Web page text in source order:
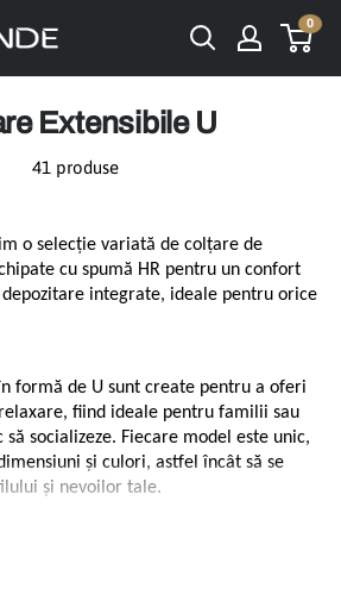
0
Extensibile U
41 produse
cu spumă HR pentru un confort
integrate, ideale pentru orice
formă de U sunt create pentru a oferi
fiind ideale pentru familii sau
socializeze. Fiecare model este unic,
și culori, astfel încât să se
și nevoilor tale.
prețuri competitive și corecte, astfel